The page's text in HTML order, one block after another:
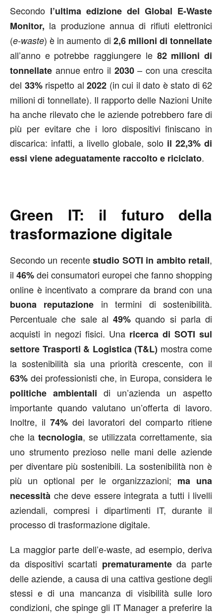
Secondo l’ultima edizione del Global E-Waste
Monitor, la produzione annua di rifiuti elettronici
(e-waste) è in aumento di 2,6 milioni di tonnellate
all’anno e potrebbe raggiungere le 82 milioni di
tonnellate annue entro il 2030– con una crescita
del 33%rispetto al 2022 (in cui il dato è stato di 62
milioni di tonnellate). Il rapporto delle Nazioni Unite
ha anche rilevato che le aziende potrebbero fare di
più per evitare che i loro dispositivi finiscano in
discarica: infatti, a livello globale, solo il 22,3% di
essi viene adeguatamente raccolto e riciclato.
Green IT: il futuro della
trasformazione digitale
Secondo un recentestudio SOTI in ambito retail,
il 46%dei consumatori europei che fanno shopping
online è incentivato a comprare da brand con una
buona reputazione in termini di sostenibilità.
Percentuale che sale al 49% quando si parla di
acquisti in negozi fisici. Una ricerca di SOTI sul
settore Trasporti & Logistica (T&L) mostra come
la sostenibilità sia una priorità crescente, con il
63% dei professionisti che, in Europa, considera le
politiche ambientali di un’azienda un aspetto
importante quando valutano un’offerta di lavoro.
Inoltre, il 74%dei lavoratori del comparto ritiene
che la tecnologia, se utilizzata correttamente, sia
uno strumento prezioso nelle mani delle aziende
per diventare più sostenibili. La sostenibilità non è
più un optional per le organizzazioni; ma una
necessità che deve essere integrata a tutti i livelli
aziendali, compresi i dipartimenti IT, durante il
processo di trasformazione digitale.
La maggior parte dell’e-waste, ad esempio, deriva
da dispositivi scartati prematuramenteda parte
delle aziende, a causa di una cattiva gestione degli
stessi e di una mancanza di visibilità sulle loro
condizioni, che spinge gli IT Manager a preferire la